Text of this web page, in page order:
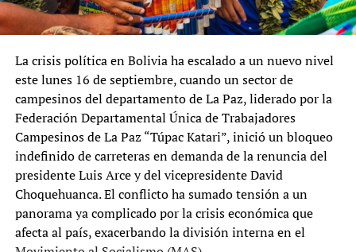
La crisis política en Bolivia ha escalado a un nuevo nivel
este lunes 16 de septiembre, cuando un sector de
campesinos del departamento de La Paz, liderado por la
Federación Departamental Única de Trabajadores
Campesinos de La Paz “Túpac Katari”, inició un bloqueo
indefinido de carreteras en demanda de la renuncia del
presidente Luis Arce y del vicepresidente David
Choquehuanca. El conflicto ha sumado tensión a un
panorama ya complicado por la crisis económica que
afecta al país, exacerbando la división interna en el